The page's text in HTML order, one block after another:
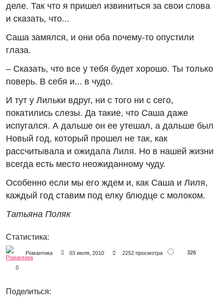
деле. Так что я пришел извиниться за свои слова
и сказать, что...
Саша замялся, и они оба почему-то опустили
глаза.
– Сказать, что все у тебя будет хорошо. Ты только
поверь. В себя и... в чудо.
И тут у Лильки вдруг, ни с того ни с сего,
покатились слезы. Да такие, что Саша даже
испугался. А дальше он ее утешал, а дальше был
Новый год, который прошел не так, как
рассчитывала и ожидала Лиля. Но в нашей жизни
всегда есть место неожиданному чуду.
Особенно если мы его ждем и, как Саша и Лиля,
каждый год ставим под елку блюдце с молоком.
Татьяна Поляк
Статистика:
Романтика 03 июля, 2010 2252 просмотра 326
0
Поделиться: